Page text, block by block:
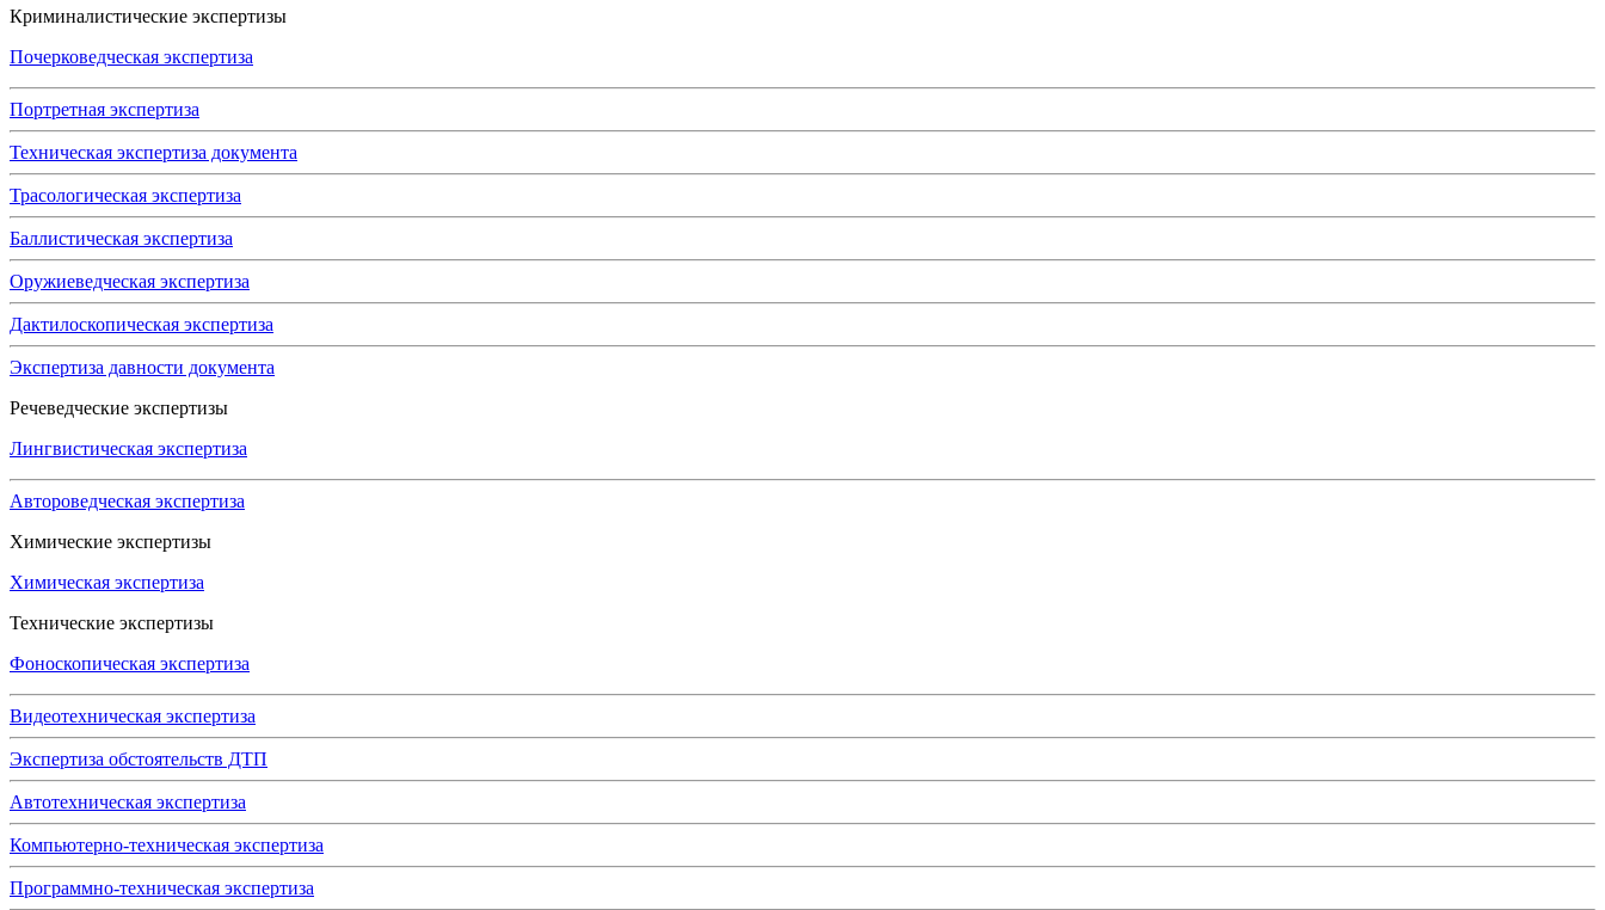
Криминалистические экспертизы
Почерковедческая экспертиза
Портретная экспертиза
Техническая экспертиза документа
Трасологическая экспертиза
Баллистическая экспертиза
Оружиеведческая экспертиза
Дактилоскопическая экспертиза
Экспертиза давности документа
Речеведческие экспертизы
Лингвистическая экспертиза
Автороведческая экспертиза
Химические экспертизы
Химическая экспертиза
Технические экспертизы
Фоноскопическая экспертиза
Видеотехническая экспертиза
Экспертиза обстоятельств ДТП
Автотехническая экспертиза
Компьютерно-техническая экспертиза
Программно-техническая экспертиза